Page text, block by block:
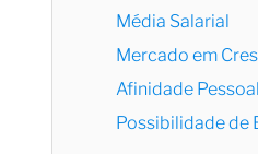
Média Salarial
Mercado em
Afinidade Pessoal
Possibilidade de